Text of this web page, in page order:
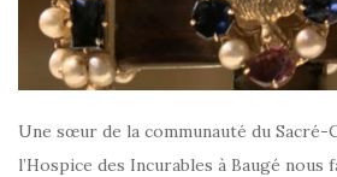
Une sœur de la communauté du
l’Hospice des Incurables à Baugé